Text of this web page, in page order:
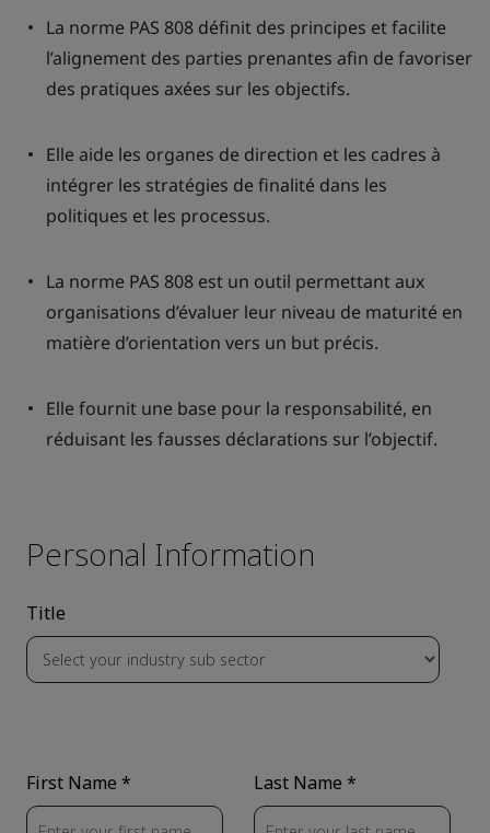
La norme PAS 808 définit des principes et facilite
l’alignement des parties prenantes afin de favoriser
des pratiques axées sur les objectifs.
Elle aide les organes de direction et les cadres à
intégrer les stratégies de finalité dans les
politiques et les processus.
La norme PAS 808 est un outil permettant aux
organisations d’évaluer leur niveau de maturité en
matière d’orientation vers un but précis.
Elle fournit une base pour la responsabilité, en
réduisant les fausses déclarations sur l’objectif.